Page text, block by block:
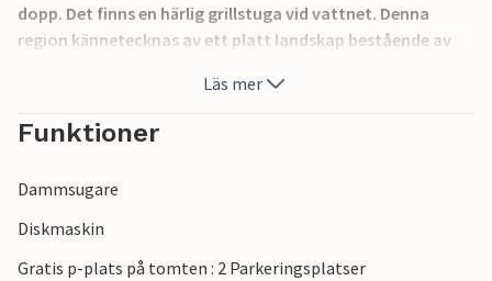
dopp. Det finns en härlig grillstuga vid vattnet. Denna
region kännetecknas av ett platt landskap bestående av
Kustlinjen är populär bland surfare tack vare Nordsjöns
höga vågor.
Läs mer
Funktioner
Dammsugare
Diskmaskin
Gratis p-plats på tomten : 2 Parkeringsplatser